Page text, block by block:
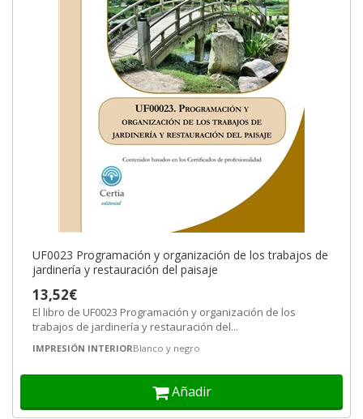
UF0023 Programación y organización de los trabajos de
jardinería y restauración del paisaje
13,52€
El libro de UF0023 Programación y organización de los
trabajos de jardinería y restauración del...
IMPRESIÓN INTERIORBlanco y negro
Añadir